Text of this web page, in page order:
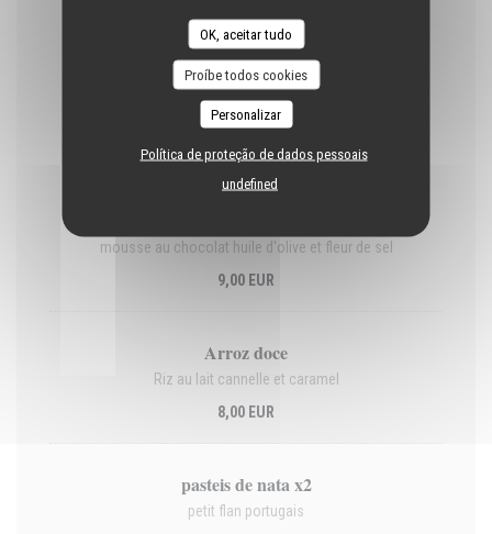
OK, aceitar tudo
Proíbe todos cookies
Personalizar
Política de proteção de dados pessoais
undefined
olives, œuf dur, huile d'olive
19,00 EUR
DESSERTS
mousse au chocolat huile d'olive et fleur de sel
9,00 EUR
Arroz doce
Riz au lait cannelle et caramel
8,00 EUR
pasteis de nata x2
petit flan portugais